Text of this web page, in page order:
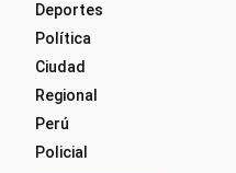
Deportes
Política
Ciudad
Regional
Perú
Policial